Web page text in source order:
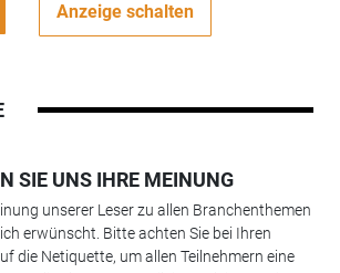
Anzeige schalten
SIE UNS IHRE MEINUNG
unserer Leser zu allen Branchenthemen
erwünscht. Bitte achten Sie bei Ihren
die Netiquette, um allen Teilnehmern eine